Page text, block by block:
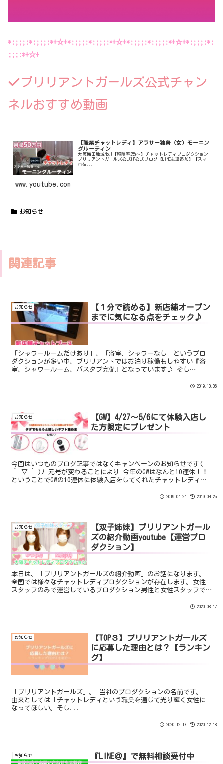
*:;;;:*:;;;:*+☆+*:;;;:*:;;;:*+☆+*:;;;:*:;;;:*+☆+*:;;;:*:
;;;:*+☆+
ブリリアントガールズ公式チャン
ネルおすすめ動画
【職業チャットレディ】アラサー独身（女）モーニン
グルーティン
大阪梅田地域No.1【報酬率35%〜】チャットレディプロダクション
ブリリアントガールズ公式HP公式ブログ【LINE友達追加】【スマ
ホ在...
www.youtube.com
お知らせ
関連記事
お知らせ
【１分で読める】新店舗オープン
までに気になる点をチェック♪
「シャワールームだけあり」、「浴室、シャワーなし」というプロ
ダクションが多い中、ブリリアントではお泊り稼働もしやすい『浴
室、シャワールーム、バスタブ完備』となっています♪ そし
2019.10.06
お知らせ
【GW】4/27〜5/6にて体験入店し
た方限定にプレゼント
今回はいつものブログ記事ではなくキャンペーンのお知らせです(
´ ▽ ` )ﾉ 元号が変わることにより 今年のGWはなんと10連休！！
ということでGWの10連休に体験入店をしてくれたチャットレディさ
2019.04.24 2019.04.25
お知らせ
【双子姉妹】ブリリアントガール
ズの紹介動画youtube【運営プロ
ダクション】
本日は、「ブリリアントガールズの紹介動画」のお話になります。
全国では様々なチャットレディプロダクションが存在します。女性
スタッフのみで運営しているプロダクション男性と女性スタッフで
2020.08.17
お知らせ
【TOP３】ブリリアントガールズ
に応募した理由とは？【ランキン
グ】
「ブリリアントガールズ」。 当社のプロダクションの名前です。
由来としては「チャットレディという職業を通じて光り輝く女性に
なってほしい。そし...
2020.12.17 2020.12.18
お知らせ 『LINE＠』で無料相談受付中